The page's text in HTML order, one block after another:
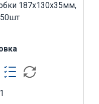
187х130х35мм,
50шт